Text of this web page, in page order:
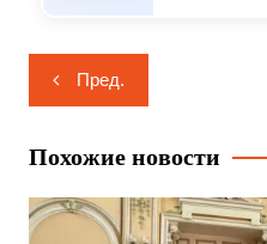
Навигация
по
записям
Пред.
Похожие новости